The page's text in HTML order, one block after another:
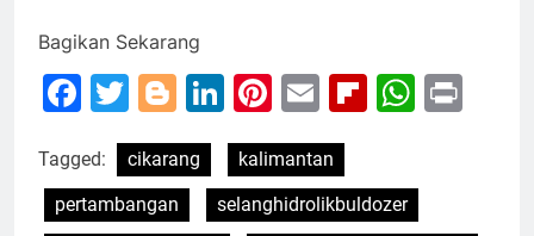
Bagikan Sekarang
Facebook
Twitter
Blogger
LinkedIn
Pinterest
Email
Tagged: cikarang
kalimantan
pertambangan
selanghidrolikbuldozer